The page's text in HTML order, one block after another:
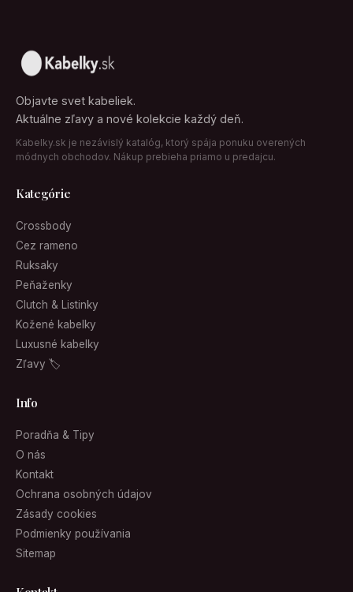
Objavte svet kabeliek.
Aktuálne zľavy a nové kolekcie každý deň.
Kabelky.sk je nezávislý katalóg, ktorý spája ponuku overených
módnych obchodov. Nákup prebieha priamo u predajcu.
Kategórie
Crossbody
Cez rameno
Ruksaky
Peňaženky
Clutch & Listinky
Kožené kabelky
Luxusné kabelky
Zľavy 🏷
Info
Poradňa & Tipy
O nás
Kontakt
Ochrana osobných údajov
Zásady cookies
Podmienky používania
Sitemap